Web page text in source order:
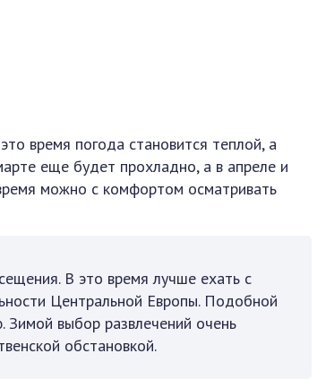
время погода становится теплой, а
еще будет прохладно, а в апреле и
можно с комфортом осматривать
В это время лучше ехать с
Центральной Европы. Подобной
выбор развлечений очень
обстановкой.